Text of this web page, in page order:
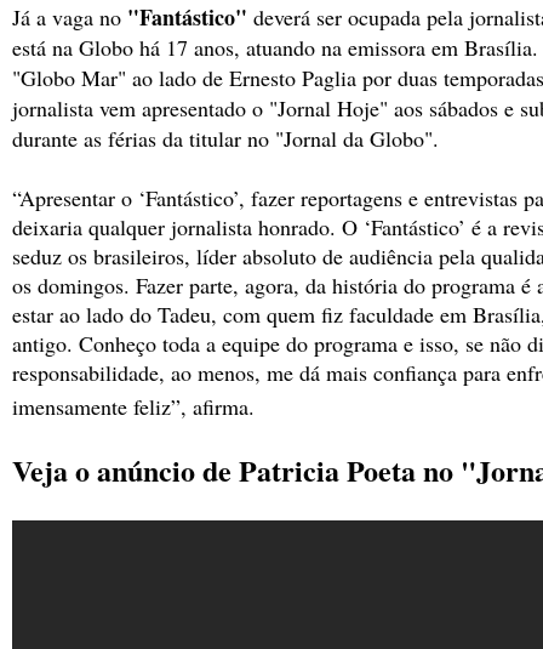
Já a vaga no "Fantástico" deverá ser ocupada pela
está na Globo há 17 anos, atuando na emissora em
"Globo Mar" ao lado de Ernesto Paglia por duas
jornalista vem apresentado o "Jornal Hoje" aos sábados e
durante as férias da titular no "Jornal da Globo".
“Apresentar o ‘Fantástico’, fazer reportagens e entrevistas
deixaria qualquer jornalista honrado. O ‘Fantástico’ é a
seduz os brasileiros, líder absoluto de audiência pela
os domingos. Fazer parte, agora, da história do programa é
estar ao lado do Tadeu, com quem fiz faculdade em
antigo. Conheço toda a equipe do programa e isso, se não
responsabilidade, ao menos, me dá mais confiança para
imensamente feliz”, afirma.
Veja o anúncio de Patricia Poeta no